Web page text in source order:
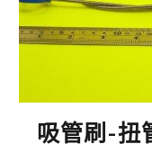
吸管刷-扭